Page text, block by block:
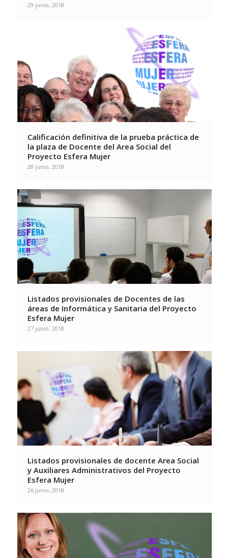
29 junio, 2018
Calificación definitiva de la prueba práctica de
la plaza de Docente del Area Social del
Proyecto Esfera Mujer
28 junio, 2018
Listados provisionales de Docentes de las
áreas de Informática y Sanitaria del Proyecto
Esfera Mujer
27 junio, 2018
Listados provisionales de docente Area Social
y Auxiliares Administrativos del Proyecto
Esfera Mujer
26 junio, 2018